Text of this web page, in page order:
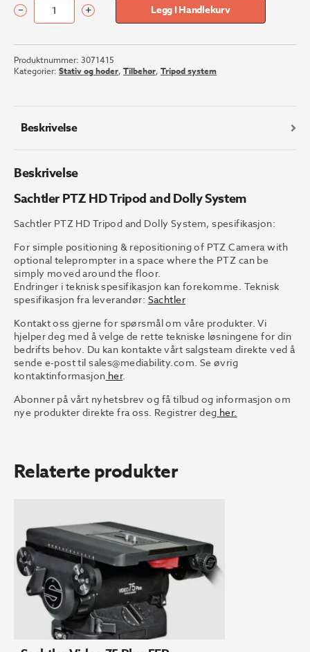
Sachtler
HD
Tripod
and
antall
– + Legg I Handlekurv
Produktnummer: 3071415
Kategorier: Stativ og hoder, Tilbehør, Tripod system
Beskrivelse
Beskrivelse
Sachtler PTZ HD Tripod and Dolly System
Sachtler PTZ HD Tripod and Dolly System, spesifikasjon:
For simple positioning & repositioning of PTZ Camera with
optional teleprompter in a space where the PTZ can be
simply moved around the floor.
Endringer i teknisk spesifikasjon kan forekomme. Teknisk
spesifikasjon fra leverandør: Sachtler
Kontakt oss gjerne for spørsmål om våre produkter. Vi
hjelper deg med å velge de rette tekniske løsningene for din
bedrifts behov. Du kan kontakte vårt salgsteam direkte ved å
sende e-post tilsales@mediability.com. Se øvrig
kontaktinformasjon her.
Abonner på vårt nyhetsbrev og få tilbud og informasjon om
nye produkter direkte fra oss. Registrer deg her.
Relaterte produkter